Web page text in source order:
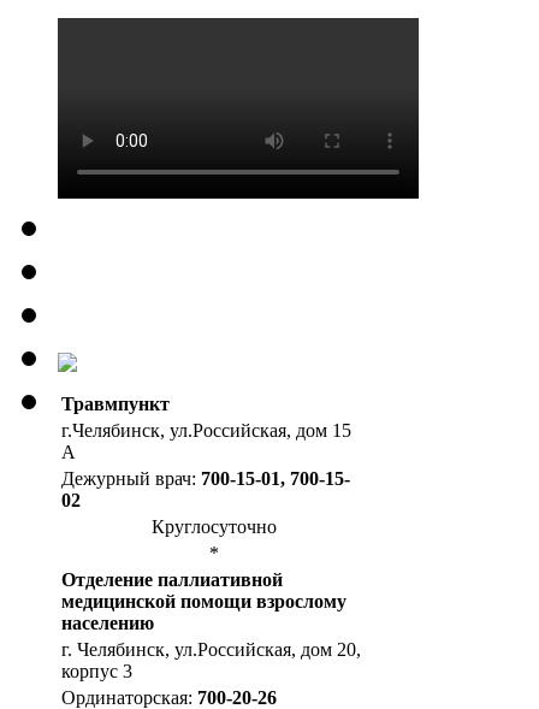
Травмпункт
г.Челябинск, ул.Российская, дом 15
А
Дежурный врач: 700-15-01, 700-15-
02
Круглосуточно
*
Отделение паллиативной
медицинской помощи взрослому
населению
г. Челябинск, ул.Российская, дом 20,
корпус 3
Ординаторская: 700-20-26